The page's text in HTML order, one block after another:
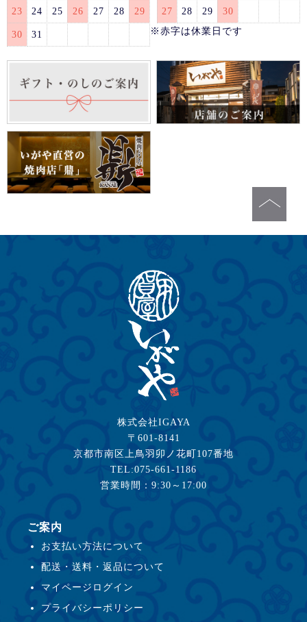
23 24 25 26 27 28 29
30 31
27 28 29
30
※赤字は休業日です
株式会社IGAYA
〒601-8141
京都市南区上鳥羽卯ノ花町107番地
TEL:075-661-1186
営業時間：9:30～17:00
ご案内
お支払い方法について
配送・送料・返品について
マイページログイン
プライバシーポリシー